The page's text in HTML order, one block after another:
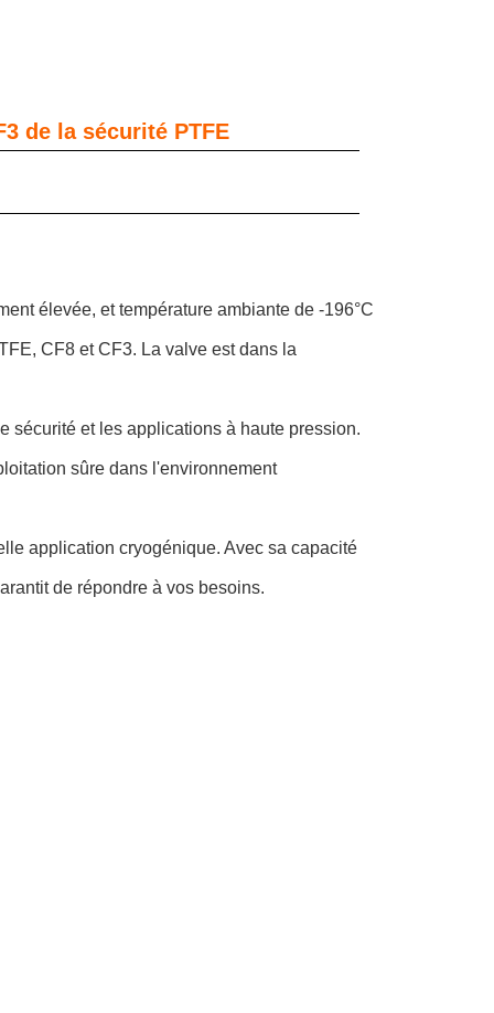
de la sécurité PTFE
élevée, et température ambiante de -196°C
CF8 et CF3. La valve est dans la
sécurité et les applications à haute pression.
sûre dans l'environnement
application cryogénique. Avec sa capacité
de répondre à vos besoins.